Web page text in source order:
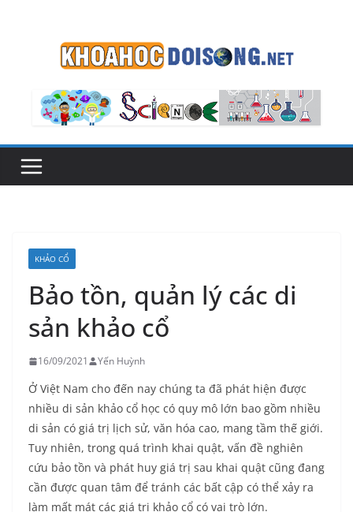
KHẢO CỔ
Bảo tồn, quản lý các di
sản khảo cổ
16/09/2021 Yến Huỳnh
Ở Việt Nam cho đến nay chúng ta đã phát hiện được
nhiều di sản khảo cổ học có quy mô lớn bao gồm nhiều
di sản có giá trị lịch sử, văn hóa cao, mang tầm thế giới.
Tuy nhiên, trong quá trình khai quật, vấn đề nghiên
cứu bảo tồn và phát huy giá trị sau khai quật cũng đang
cần được quan tâm để tránh các bất cập có thể xảy ra
làm mất mát các giá trị khảo cổ có vai trò lớn.